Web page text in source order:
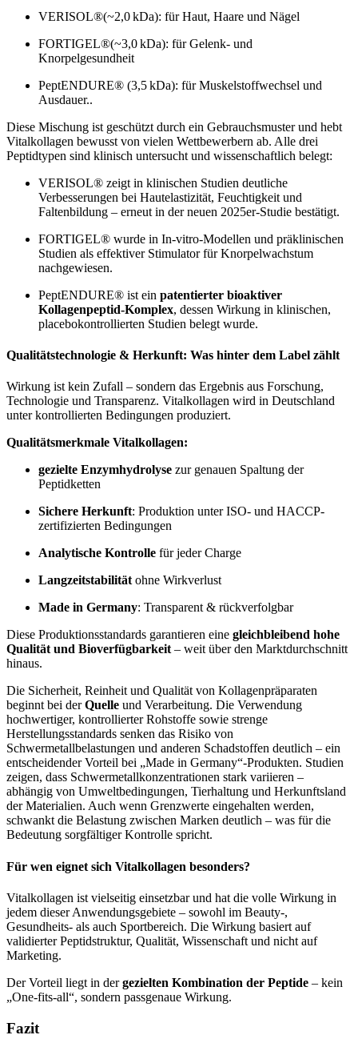
VERISOL®(~2,0kDa): für Haut, Haare und Nägel
FORTIGEL®(~3,0kDa): für Gelenk- und
Knorpelgesundheit
PeptENDURE® (3,5kDa): für Muskelstoffwechsel und
Ausdauer..
Diese Mischung ist geschützt durch ein Gebrauchsmuster und hebt
Vitalkollagen bewusst von vielen Wettbewerbern ab. Alle drei
Peptidtypen sind klinisch untersucht und wissenschaftlich belegt:
VERISOL® zeigt in klinischen Studien deutliche
Verbesserungen bei Hautelastizität, Feuchtigkeit und
Faltenbildung – erneut in der neuen 2025er-Studie bestätigt.
FORTIGEL® wurde in In-vitro-Modellen und präklinischen
Studien als effektiver Stimulator für Knorpelwachstum
nachgewiesen.
PeptENDURE® ist ein patentierter bioaktiver
Kollagenpeptid-Komplex, dessen Wirkung in klinischen,
placebokontrollierten Studien belegt wurde.
Qualitätstechnologie & Herkunft: Was hinter dem Label zählt
Wirkung ist kein Zufall – sondern das Ergebnis aus Forschung,
Technologie und Transparenz. Vitalkollagen wird in Deutschland
unter kontrollierten Bedingungen produziert.
Qualitätsmerkmale Vitalkollagen:
gezielte Enzymhydrolyse zur genauen Spaltung der
Peptidketten
Sichere Herkunft: Produktion unter ISO- und HACCP-
zertifizierten Bedingungen
Analytische Kontrolle für jeder Charge
Langzeitstabilität ohne Wirkverlust
Made in Germany: Transparent & rückverfolgbar
Diese Produktionsstandards garantieren eine gleichbleibend hohe
Qualität und Bioverfügbarkeit – weit über den Marktdurchschnitt
hinaus.
Die Sicherheit, Reinheit und Qualität von Kollagenpräparaten
beginnt bei derQuelle und Verarbeitung. Die Verwendung
hochwertiger, kontrollierter Rohstoffe sowie strenge
Herstellungsstandards senken das Risiko von
Schwermetallbelastungen und anderen Schadstoffen deutlich – ein
entscheidender Vorteil bei „Made in Germany“-Produkten. Studien
zeigen, dass Schwermetallkonzentrationen stark variieren –
abhängig von Umweltbedingungen, Tierhaltung und Herkunftsland
der Materialien. Auch wenn Grenzwerte eingehalten werden,
schwankt die Belastung zwischen Marken deutlich – was für die
Bedeutung sorgfältiger Kontrolle spricht.
Für wen eignet sich Vitalkollagen besonders?
Vitalkollagen ist vielseitig einsetzbar und hat die volle Wirkung in
jedem dieser Anwendungsgebiete – sowohl im Beauty-,
Gesundheits- als auch Sportbereich. Die Wirkung basiert auf
validierter Peptidstruktur, Qualität, Wissenschaft und nicht auf
Marketing.
Der Vorteil liegt in dergezielten Kombination der Peptide – kein
„One-fits-all“, sondern passgenaue Wirkung.
Fazit